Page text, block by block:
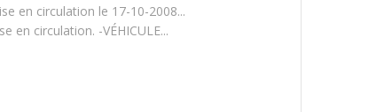
en circulation le 17-10-2008...
en circulation. -VÉHICULE...